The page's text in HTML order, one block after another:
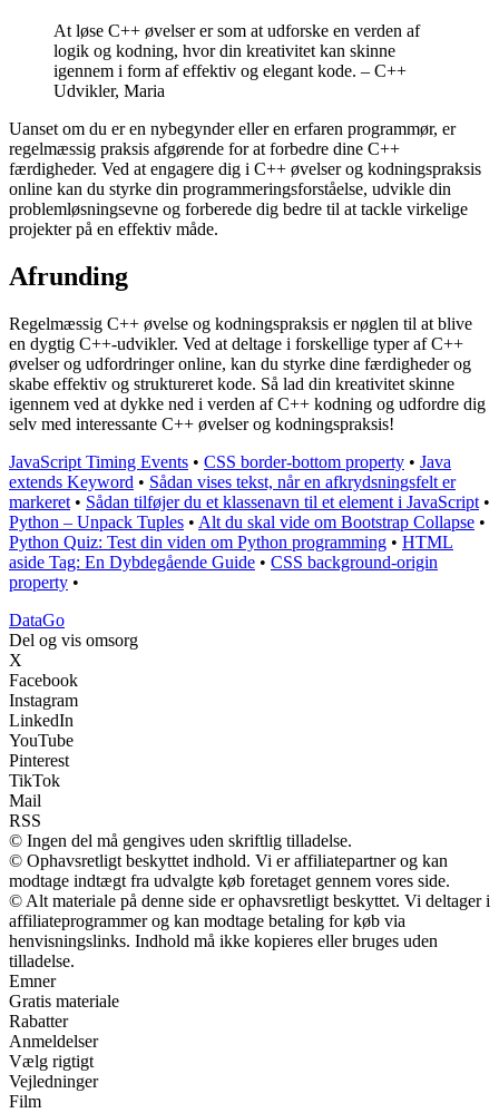
At løse C++ øvelser er som at udforske en verden af
logik og kodning, hvor din kreativitet kan skinne
igennem i form af effektiv og elegant kode. – C++
Udvikler, Maria
Uanset om du er en nybegynder eller en erfaren programmør, er
regelmæssig praksis afgørende for at forbedre dine C++
færdigheder. Ved at engagere dig i C++ øvelser og kodningspraksis
online kan du styrke din programmeringsforståelse, udvikle din
problemløsningsevne og forberede dig bedre til at tackle virkelige
projekter på en effektiv måde.
Afrunding
Regelmæssig C++ øvelse og kodningspraksis er nøglen til at blive
en dygtig C++-udvikler. Ved at deltage i forskellige typer af C++
øvelser og udfordringer online, kan du styrke dine færdigheder og
skabe effektiv og struktureret kode. Så lad din kreativitet skinne
igennem ved at dykke ned i verden af C++ kodning og udfordre dig
selv med interessante C++ øvelser og kodningspraksis!
JavaScript Timing Events • CSS border-bottom property • Java
extends Keyword • Sådan vises tekst, når en afkrydsningsfelt er
markeret • Sådan tilføjer du et klassenavn til et element i JavaScript •
Python – Unpack Tuples • Alt du skal vide om Bootstrap Collapse •
Python Quiz: Test din viden om Python programming • HTML
aside Tag: En Dybdegående Guide • CSS background-origin
property •
DataGo
Del og vis omsorg
X
Facebook
Instagram
LinkedIn
YouTube
Pinterest
TikTok
Mail
RSS
© Ingen del må gengives uden skriftlig tilladelse.
© Ophavsretligt beskyttet indhold. Vi er affiliatepartner og kan
modtage indtægt fra udvalgte køb foretaget gennem vores side.
© Alt materiale på denne side er ophavsretligt beskyttet. Vi deltager i
affiliateprogrammer og kan modtage betaling for køb via
henvisningslinks. Indhold må ikke kopieres eller bruges uden
tilladelse.
Emner
Gratis materiale
Rabatter
Anmeldelser
Vælg rigtigt
Vejledninger
Film